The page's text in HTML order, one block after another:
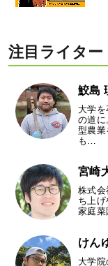
注目ライター
鮫島
大学
の道に
型農業
も…
宮崎
株式会
ち上
家庭
けん
大学